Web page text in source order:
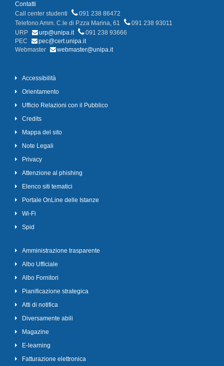
Contatti
Call center studenti
091 238 86472
Telefono Amm. C.le di P.zza Marina, 61
091 238 93011
URP
urp@unipa.it
091 238 93666
PEC
pec@cert.unipa.it
Webmaster
webmaster@unipa.it
Accessibilità
Orientamento
Ufficio Relazioni con il Pubblico
Credits
Mappa del sito
Note Legali
Privacy
Attenzione al phishing
Elenco siti tematici
Portale OnLine delle Istanze
Wi-Fi
Spid
Amministrazione trasparente
Albo Ufficiale
Albo Fornitori
Pianificazione strategica
Atti di notifica
Diversamente abili
Magazine
E-learning
Fatturazione elettronica